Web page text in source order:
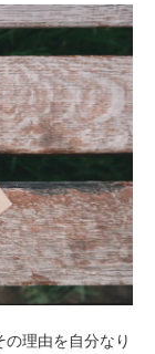
理由を自分なり